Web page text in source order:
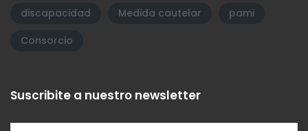
discapacidad
Medida cautelar
pami
Consorcio
Suscribite a nuestro newsletter